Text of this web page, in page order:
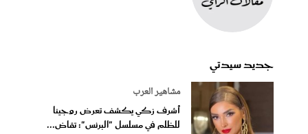
جديد سيدتي
مشاهير العرب
أشرف زكي يكشف تعرض روجينا
للظلم في مسلسل "البرنس": تقاض...